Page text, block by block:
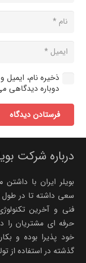
ذخیره نام،
دوباره دیدگاهی
فرستادن دیدگاه
درباره شرکت
بویلر ایران با
سعی داشته تا در طول
فنی و آخرین
حرفه ای مشتریان را
خود پذیرا بوده و
گذشته در استفاده از